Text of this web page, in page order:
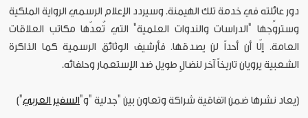
دور عائلته في خدمة تلك الهيمنة. وسيردد الإعلام الرسمي الرواية الملكية
وستروِّجها "الدراسات والندوات العلمية" التي تُعدّها مكاتب العلاقات
العامة. إلّا أن أحداً لن يصدقها. فأرشيف الوثائق الرسمية كما الذاكرة
الشعبية يرويان تاريخاً آخر لنضالٍ طويل ضد الإستعمار وحلفائه.
[يعاد نشرها ضمن اتفاقية شراكة وتعاون بين "جدلية "و"السفير العربي"]